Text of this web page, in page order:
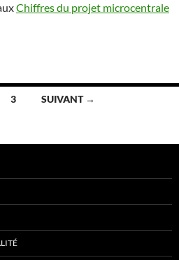
Chiffres du projet microcentrale
3 SUIVANT →